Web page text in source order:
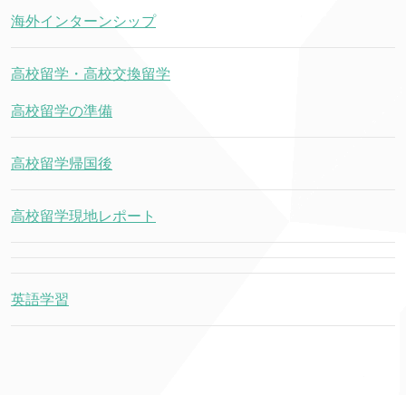
海外インターンシップ
高校留学・高校交換留学
高校留学の準備
高校留学帰国後
高校留学現地レポート
英語学習